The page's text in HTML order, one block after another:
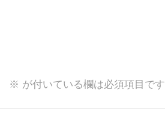
※ が付いている欄は必須項目です